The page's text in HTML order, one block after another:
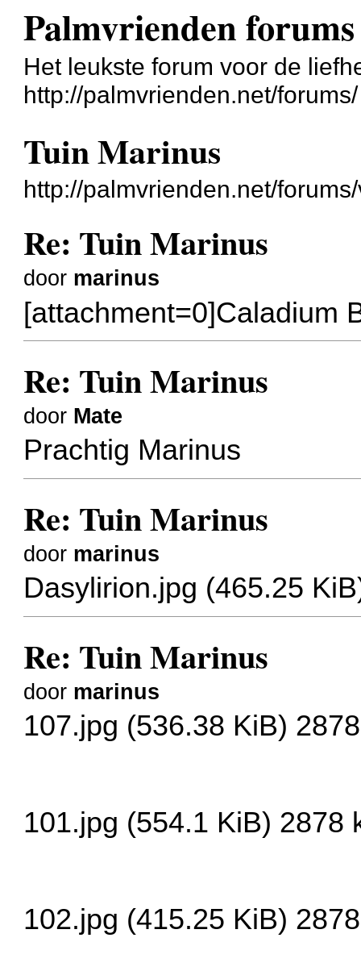
Palmvrienden forums
Het leukste forum voor de
http://palmvrienden.net/forums/
Tuin Marinus
http://palmvrienden.net/
Re: Tuin Marinus
door marinus
[attachment=0]Caladium
Re: Tuin Marinus
door Mate
Prachtig Marinus
Re: Tuin Marinus
door marinus
Dasylirion.jpg (465.25
Re: Tuin Marinus
door marinus
107.jpg (536.38 KiB)
101.jpg (554.1 KiB) 2878
102.jpg (415.25 KiB)